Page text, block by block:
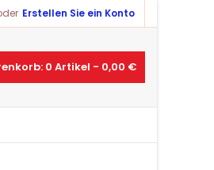
Erstellen Sie ein Konto
0 Artikel - 0,00 €